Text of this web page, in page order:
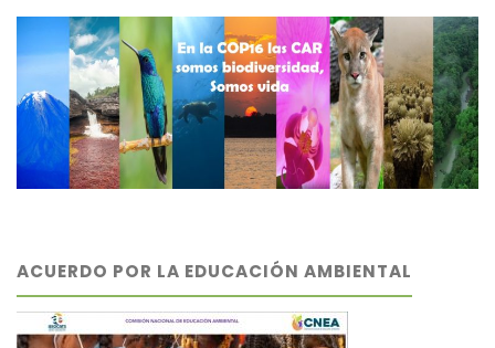
ACUERDO POR LA EDUCACIÓN AMBIENTAL